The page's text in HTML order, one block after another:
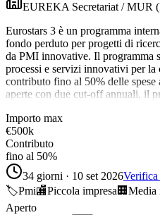
EUREKA Secretariat / MUR
Eurostars 3 è un programma
fondo perduto per progetti di
da PMI innovative. Il programma
processi e servizi innovativi per
contributo fino al 50% delle
aperte con due cut-off annuali, il
Importo max
€500k
Contributo
fino al 50%
34 giorni · 10 set 2026
🏷️Pmi🏬Piccola impresa 🏢 Media
Aperto